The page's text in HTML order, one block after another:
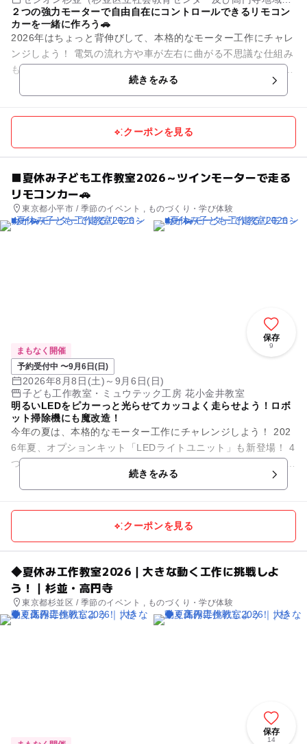
民センター複合施設）
２つの強力モーターで自由自在にコントロールできるリモコン
カーを一緒に作ろう🚗
2026年はちょっと背伸びして、本格的なモーター工作にチャレ
ンジしよう！ 電気の流れ方や車が左右に曲がる不思議な仕組み
も、一緒に学びながら作ります。 ★★リモコンカー工作の内容
続きをみる
クーポンを見る
■夏休み子ども工作教室2026～ツインモーターで走る
リモコンカー🚗
東京都小平市 / 季節のイベント , ものづくり・学び体験
保存
9
まもなく開催
予約受付中 〜9月6日(日)
2026年8月8日(土)～9月6日(日)
子ども工作教室・ミュウテック工房 花小金井教室
明るいLEDをピカーっと光らせてカッコよく走らせよう！ロボ
ット掃除機にも魔改造！
今年の夏は、本格的なモーター工作にチャレンジしよう！ 202
6年夏、オプションキット「LEDライトユニット」も新登場！ 4
つの白色LEDと5色のキャップで、色鮮やかな光をデザインした
続きをみる
クーポンを見る
◆夏休み工作教室2026｜大きな動く工作に挑戦しよ
う！｜杉並・高円寺
東京都杉並区 / 季節のイベント , ものづくり・学び体験
保存
14